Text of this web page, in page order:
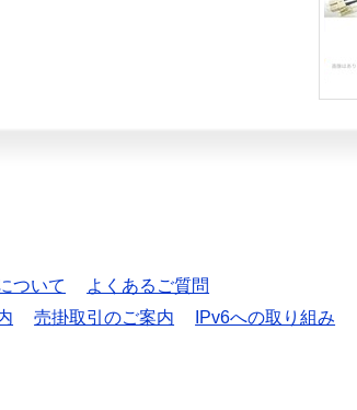
ついて
よくあるご質問
売掛取引のご案内
IPv6への取り組み